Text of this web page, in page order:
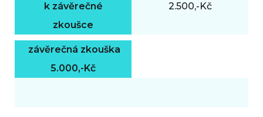
k závěrečné
zkoušce
2.500,-Kč
závěrečná zkouška
5.000,-Kč